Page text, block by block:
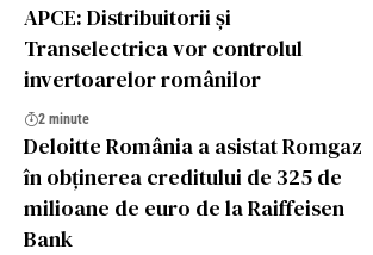
APCE: Distribuitorii și
Transelectrica vor controlul
invertoarelor românilor
2 minute
Deloitte România a asistat Romgaz
în obținerea creditului de 325 de
milioane de euro de la Raiffeisen
Bank